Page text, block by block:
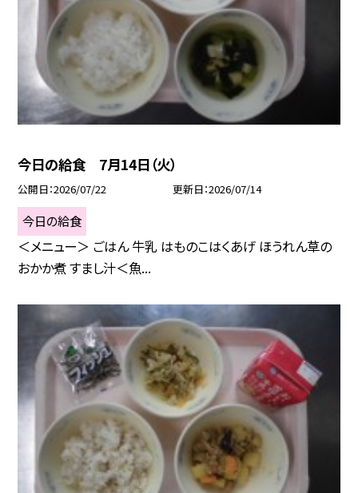
今日の給食 7月14日（火）
公開日 2026/07/22 更新日 2026/07/14
今日の給食
＜メニュー＞ ごはん 牛乳 はものこはくあげ ほうれん草の
おかか煮 すまし汁＜魚...